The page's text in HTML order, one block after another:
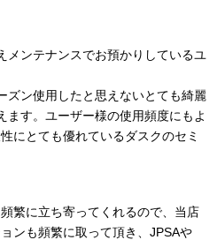
メンテナンスでお預かりしているユ
ズン使用したと思えないとても綺麗
ます。ユーザー様の使用頻度にもよ
にとても優れているダスクのセミ
繁に立ち寄ってくれるので、当店
ンも頻繁に取って頂き、JPSAや